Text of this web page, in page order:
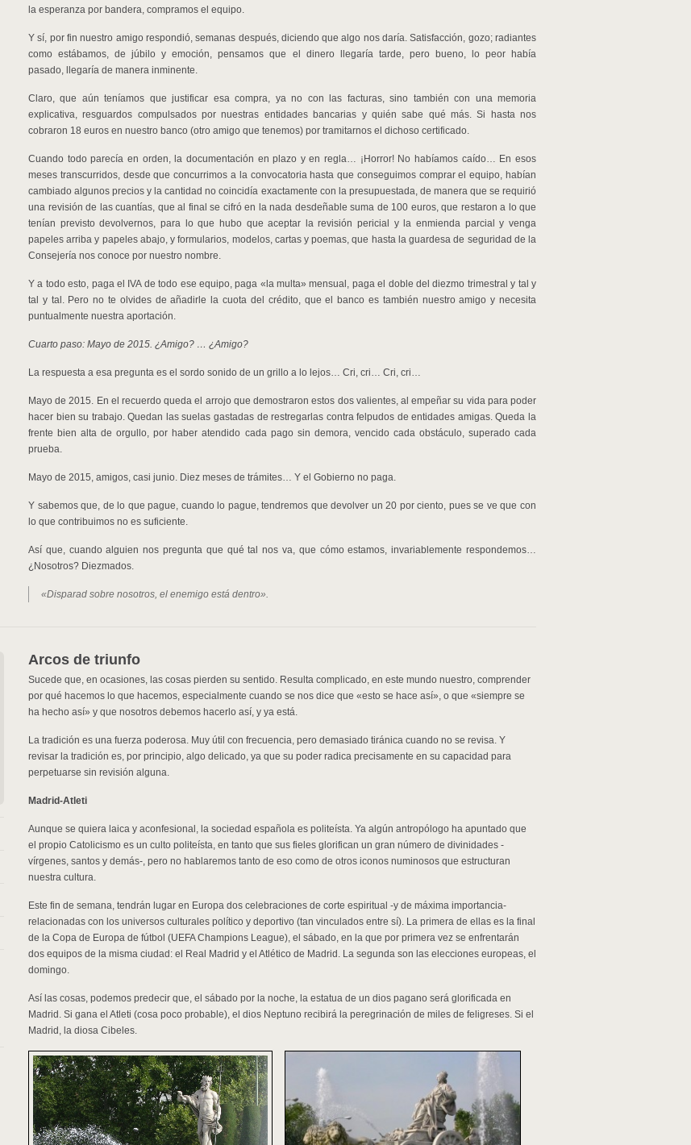
la esperanza por bandera, compramos el equipo.
Y sí, por fin nuestro amigo respondió, semanas después, diciendo que algo nos daría. Satisfacción, gozo; radiantes
como estábamos, de júbilo y emoción, pensamos que el dinero llegaría tarde, pero bueno, lo peor había
pasado, llegaría de manera inminente.
Claro, que aún teníamos que justificar esa compra, ya no con las facturas, sino también con una memoria
explicativa, resguardos compulsados por nuestras entidades bancarias y quién sabe qué más. Si hasta nos
cobraron 18 euros en nuestro banco (otro amigo que tenemos) por tramitarnos el dichoso certificado.
Cuando todo parecía en orden, la documentación en plazo y en regla… ¡Horror! No habíamos caído… En esos
meses transcurridos, desde que concurrimos a la convocatoria hasta que conseguimos comprar el equipo, habían
cambiado algunos precios y la cantidad no coincidía exactamente con la presupuestada, de manera que se requirió
una revisión de las cuantías, que al final se cifró en la nada desdeñable suma de 100 euros, que restaron a lo que
tenían previsto devolvernos, para lo que hubo que aceptar la revisión pericial y la enmienda parcial y venga
papeles arriba y papeles abajo, y formularios, modelos, cartas y poemas, que hasta la guardesa de seguridad de la
Consejería nos conoce por nuestro nombre.
Y a todo esto, paga el IVA de todo ese equipo, paga «la multa» mensual, paga el doble del diezmo trimestral y tal y
tal y tal. Pero no te olvides de añadirle la cuota del crédito, que el banco es también nuestro amigo y necesita
puntualmente nuestra aportación.
Cuarto paso: Mayo de 2015. ¿Amigo? … ¿Amigo?
La respuesta a esa pregunta es el sordo sonido de un grillo a lo lejos… Cri, cri… Cri, cri…
Mayo de 2015. En el recuerdo queda el arrojo que demostraron estos dos valientes, al empeñar su vida para poder
hacer bien su trabajo. Quedan las suelas gastadas de restregarlas contra felpudos de entidades amigas. Queda la
frente bien alta de orgullo, por haber atendido cada pago sin demora, vencido cada obstáculo, superado cada
prueba.
Mayo de 2015, amigos, casi junio. Diez meses de trámites… Y el Gobierno no paga.
Y sabemos que, de lo que pague, cuando lo pague, tendremos que devolver un 20 por ciento, pues se ve que con
lo que contribuimos no es suficiente.
Así que, cuando alguien nos pregunta que qué tal nos va, que cómo estamos, invariablemente respondemos…
¿Nosotros? Diezmados.
«Disparad sobre nosotros, el enemigo está dentro».
Arcos de triunfo
Sucede que, en ocasiones, las cosas pierden su sentido. Resulta complicado, en este mundo nuestro, comprender
por qué hacemos lo que hacemos, especialmente cuando se nos dice que «esto se hace así», o que «siempre se
ha hecho así» y que nosotros debemos hacerlo así, y ya está.
La tradición es una fuerza poderosa. Muy útil con frecuencia, pero demasiado tiránica cuando no se revisa. Y
revisar la tradición es, por principio, algo delicado, ya que su poder radica precisamente en su capacidad para
perpetuarse sin revisión alguna.
Madrid-Atleti
Aunque se quiera laica y aconfesional, la sociedad española es politeísta. Ya algún antropólogo ha apuntado que
el propio Catolicismo es un culto politeísta, en tanto que sus fieles glorifican un gran número de divinidades -
vírgenes, santos y demás-, pero no hablaremos tanto de eso como de otros iconos numinosos que estructuran
nuestra cultura.
Este fin de semana, tendrán lugar en Europa dos celebraciones de corte espiritual -y de máxima importancia-
relacionadas con los universos culturales político y deportivo (tan vinculados entre sí). La primera de ellas es la final
de la Copa de Europa de fútbol (UEFA Champions League), el sábado, en la que por primera vez se enfrentarán
dos equipos de la misma ciudad: el Real Madrid y el Atlético de Madrid. La segunda son las elecciones europeas, el
domingo.
Así las cosas, podemos predecir que, el sábado por la noche, la estatua de un dios pagano será glorificada en
Madrid. Si gana el Atleti (cosa poco probable), el dios Neptuno recibirá la peregrinación de miles de feligreses. Si el
Madrid, la diosa Cibeles.